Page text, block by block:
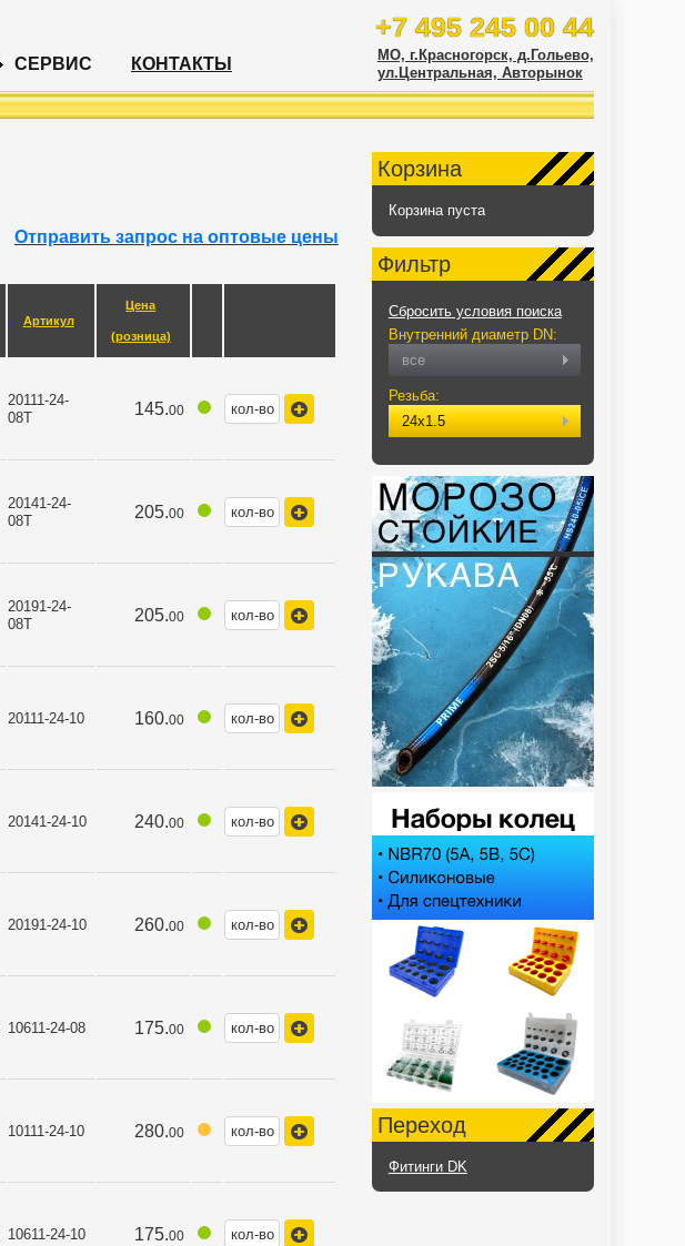
+7 495 245 00 44
МО, г.Красногорск, д.Гольево,
ул.Центральная, Авторынок
СЕРВИС КОНТАКТЫ
Отправить запрос на оптовые цены
Артикул
Цена
(розница)
20111-24-
08T
145.00
20141-24-
08T
205.00
20191-24-
08T
205.00
20111-24-10 160.00
20141-24-10 240.00
20191-24-10 260.00
10611-24-08 175.00
10111-24-10 280.00
10611-24-10 175.00
Корзина
Корзина пуста
Фильтр
Сбросить условия поиска
Внутренний диаметр DN:
все
Резьба:
24х1.5
Переход
Фитинги DK